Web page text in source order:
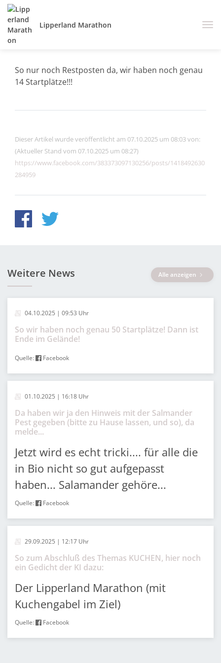
Lipperland Marathon
So nur noch Restposten da, wir haben noch genau
14 Startplätze!!!
Dieser Artikel wurde veröffentlicht am 07.10.2025 um 08:03 von:
(Aktueller Stand vom 07.10.2025 um 08:27)
https://www.facebook.com/383373097130256/posts/1418492630
284959
Weitere News Alle anzeigen
04.10.2025 | 09:53 Uhr
So wir haben noch genau 50 Startplätze! Dann ist
Ende im Gelände!
Quelle: Facebook
01.10.2025 | 16:18 Uhr
Da haben wir ja den Hinweis mit der Salmander
Pest gegeben (bitte zu Hause lassen, und so), da
melde...
Jetzt wird es echt tricki.... für alle die
in Bio nicht so gut aufgepasst
haben... Salamander gehöre...
Quelle: Facebook
29.09.2025 | 12:17 Uhr
So zum Abschluß des Themas KUCHEN, hier noch
ein Gedicht der KI dazu:
Der Lipperland Marathon (mit
Kuchengabel im Ziel)
Quelle: Facebook